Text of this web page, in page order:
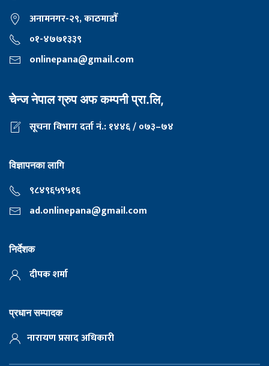
अनामनगर-२९, काठमाडाैँ
०१-४७७१३३९
onlinepana@gmail.com
चेन्ज नेपाल ग्रुप अफ कम्पनी प्रा.लि,
सूचना विभाग दर्ता नं.: १४४६ / ०७३–७४
विज्ञापनका लागि
९८४९६५९५१६
ad.onlinepana@gmail.com
निर्देशक
दीपक शर्मा
प्रधान सम्पादक
नारायण प्रसाद अधिकारी